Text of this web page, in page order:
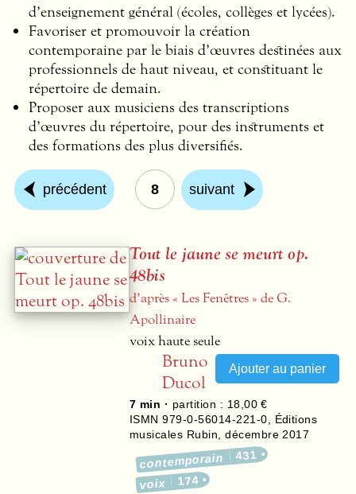
d’enseignement général (écoles, collèges et lycées).
Favoriser et promouvoir la création
contemporaine par le biais d’œuvres destinées aux
professionnels de haut niveau, et constituant le
répertoire de demain.
Proposer aux musiciens des transcriptions
d’œuvres du répertoire, pour des instruments et
des formations des plus diversifiés.
précédent 8 suivant
Tout le jaune se meurt op.
48bis
d’après « Les Fenêtres » de G.
Apollinaire
voix haute seule
Bruno
Ducol
7 min · partition : 18,00 €
ISMN 979-0-56014-221-0
Éditions
musicales Rubin ,décembre 2017
contemporain 431
voix 174